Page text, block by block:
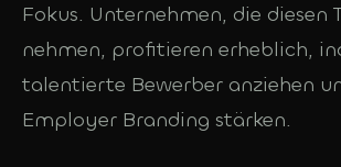
Fokus. Unternehmen, die diesen
nehmen, profitieren erheblich,
talentierte Bewerber anziehen
Employer Branding stärken.